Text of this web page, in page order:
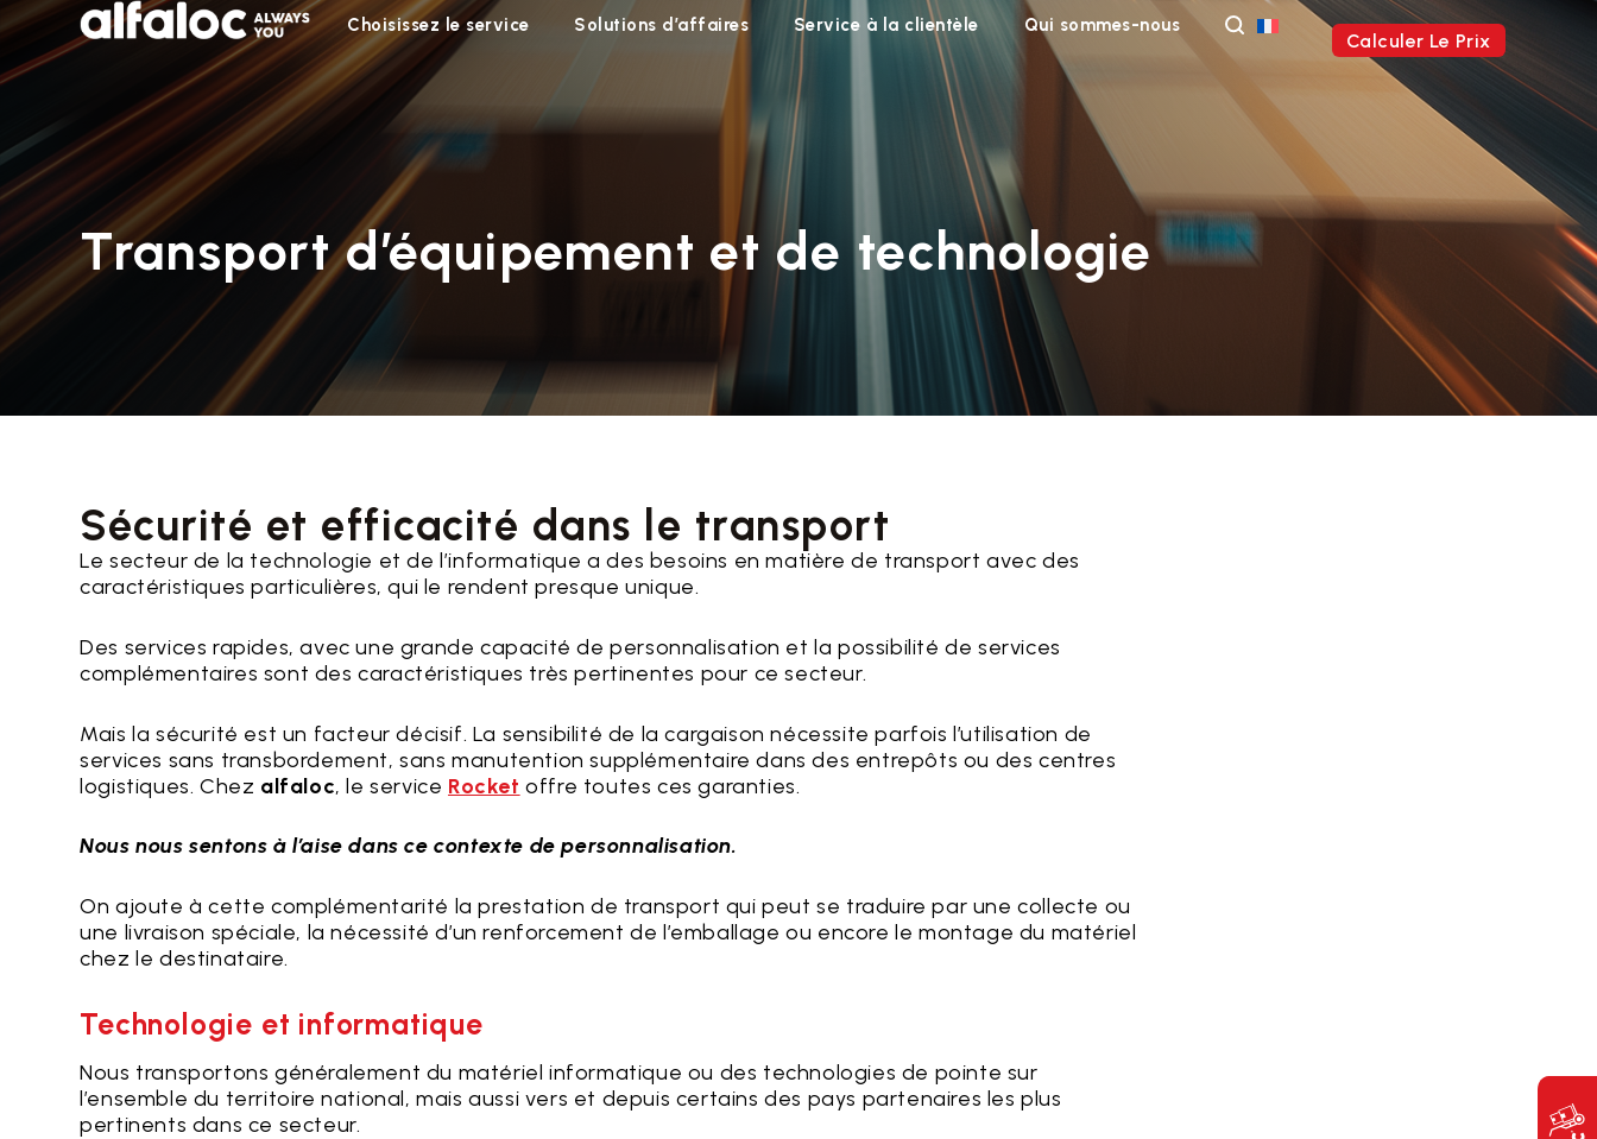
Choisissez le service Solutions d’affaires Service à la clientèle Qui sommes-nous
Calculer Le Prix
Transport d’équipement et de technologie
Sécurité et efficacité dans le transport
Le secteur de la technologie et de l’informatique a des besoins en matière de transport avec des
caractéristiques particulières, qui le rendent presque unique.
Des services rapides, avec une grande capacité de personnalisation et la possibilité de services
complémentaires sont des caractéristiques très pertinentes pour ce secteur.
Mais la sécurité est un facteur décisif. La sensibilité de la cargaison nécessite parfois l’utilisation de
services sans transbordement, sans manutention supplémentaire dans des entrepôts ou des centres
logistiques. Chez alfaloc, le service Rocket offre toutes ces garanties.
Nous nous sentons à l’aise dans ce contexte de personnalisation.
On ajoute à cette complémentarité la prestation de transport qui peut se traduire par une collecte ou
une livraison spéciale, la nécessité d’un renforcement de l’emballage ou encore le montage du matériel
chez le destinataire.
Technologie et informatique
Nous transportons généralement du matériel informatique ou des technologies de pointe sur
l’ensemble du territoire national, mais aussi vers et depuis certains des pays partenaires les plus
pertinents dans ce secteur.